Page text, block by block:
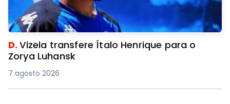
D.Vizela transfere Ítalo Henrique para o
Zorya Luhansk
7 agosto 2026